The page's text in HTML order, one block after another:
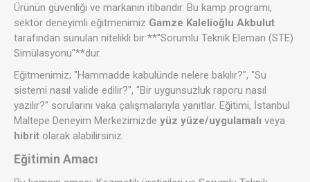
Ürünün güvenliği ve markanın itibarıdır. Bu kamp programı,
sektör deneyimli eğitmenimiz Gamze Kalelioğlu Akbulut
tarafından sunulan nitelikli bir **"Sorumlu Teknik Eleman (STE)
Simülasyonu"**dur.
Eğitmenimiz; "Hammadde kabulünde nelere bakılır?", "Su
sistemi nasıl valide edilir?", "Bir uygunsuzluk raporu nasıl
yazılır?" sorularını vaka çalışmalarıyla yanıtlar. Eğitimi, İstanbul
Maltepe Deneyim Merkezimizde yüz yüze/uygulamalı veya
hibrit olarak alabilirsiniz.
Eğitimin Amacı